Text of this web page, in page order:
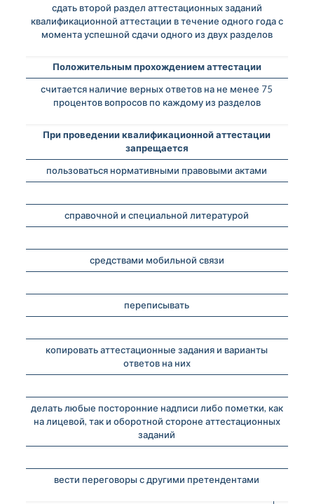
сдать второй раздел аттестационных заданий
квалификационной аттестации в течение одного года с
момента успешной сдачи одного из двух разделов
Положительным прохождением аттестации
считается наличие верных ответов на не менее 75
процентов вопросов по каждому из разделов
При проведении квалификационной аттестации
запрещается
пользоваться нормативными правовыми актами
справочной и специальной литературой
средствами мобильной связи
переписывать
копировать аттестационные задания и варианты
ответов на них
делать любые посторонние надписи либо пометки, как
на лицевой, так и оборотной стороне аттестационных
заданий
вести переговоры с другими претендентами